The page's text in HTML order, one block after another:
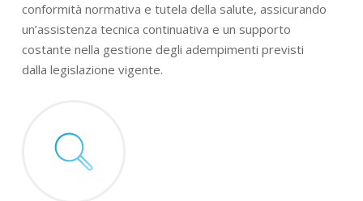
conformità normativa e tutela della salute, assicurando
un’assistenza tecnica continuativa e un supporto
costante nella gestione degli adempimenti previsti
dalla legislazione vigente.